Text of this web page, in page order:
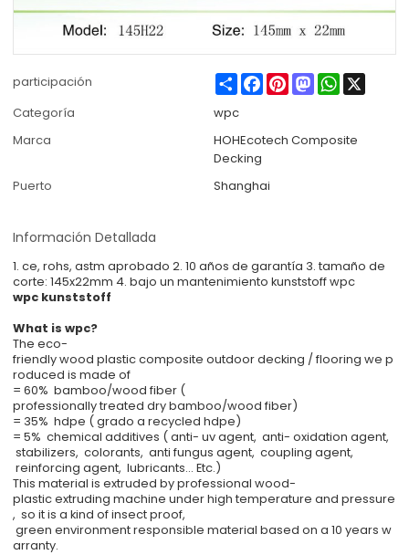
participación ShareFacebook
PinterestMastodonWhatsApp
X
Categoría
wpc
Marca
HOHEcotech Composite
Decking
Puerto
Shanghai
Información Detallada
1. ce, rohs, astm aprobado 2. 10 años de garantía 3. tamaño de
corte: 145x22mm 4. bajo un mantenimiento kunststoff wpc
wpc kunststoff
What is wpc?
The eco-
friendly wood plastic composite outdoor decking / flooring we p
roduced is made of
= 60% bamboo/wood fiber (
professionally treated dry bamboo/wood fiber)
= 35% hdpe ( grado a recycled hdpe)
= 5% chemical additives ( anti- uv agent, anti- oxidation agent,
stabilizers, colorants, anti fungus agent, coupling agent,
reinforcing agent, lubricants... Etc.)
This material is extruded by professional wood-
plastic extruding machine under high temperature and pressure
, so it is a kind of insect proof,
green environment responsible material based on a 10 years w
arranty.